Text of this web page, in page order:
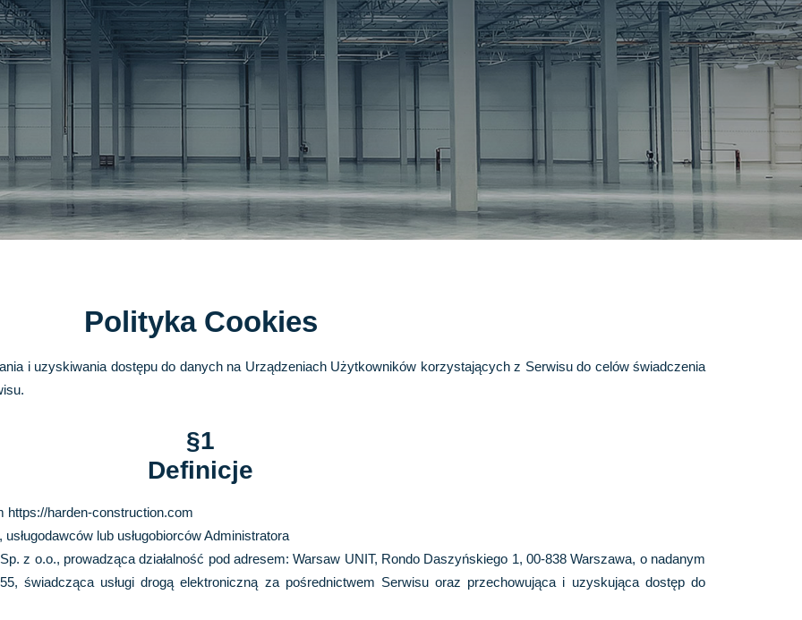
Polityka Cookies
i uzyskiwania dostępu do danych na Urządzeniach Użytkowników korzystających z Serwisu do celów świadczenia
§1
Definicje
https://harden-construction.com
lub usługobiorców Administratora
z o.o., prowadząca działalność pod adresem:Warsaw UNIT, Rondo Daszyńskiego 1, 00-838 Warszawa, o nadanym
, świadcząca usługi drogą elektroniczną za pośrednictwem Serwisu oraz przechowująca i uzyskująca dostęp do